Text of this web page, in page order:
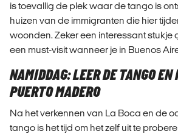
is toevallig de plek waar de tango is
huizen van de immigranten die hier
woonden. Zeker een interessant stukje
een must-visit wanneer je in Buenos
NAMIDDAG: LEER DE TANGO EN
PUERTO MADERO
Na het verkennen van La Boca en de
tango is het tijd om het zelf uit te